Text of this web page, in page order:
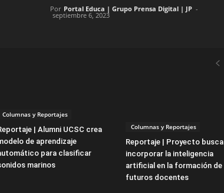
Por Portal Educa | Grupo Prensa Digital | JP -
septiembre 6, 2023
Columnas y Reportajes
| Alumni UCSC crea
de aprendizaje
para clasificar
marinos
Columnas y Reportajes
Reportaje | Proyecto busca
incorporar la inteligencia
artificial en la formación de
futuros docentes